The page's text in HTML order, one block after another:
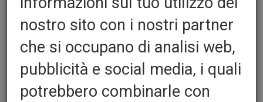
250x500
Disponibili anche in strisce su richiesta
Quantita':
nostro sito con i nostri partner
che si occupano di analisi web,
pubblicità e social media, i quali
potrebbero combinarle con